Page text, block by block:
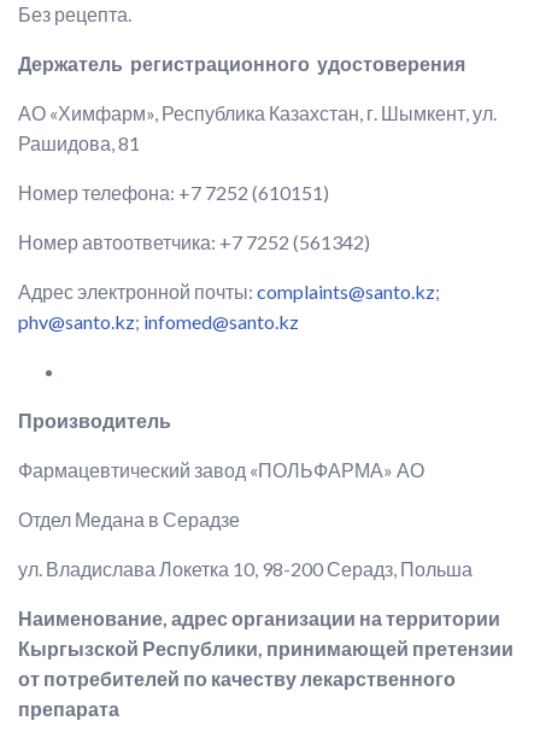
Без рецепта.
Держатель регистрационного удостоверения
АО «Химфарм», Республика Казахстан, г. Шымкент, ул.
Рашидова, 81
Номер телефона: +7 7252 (610151)
Номер автоответчика: +7 7252 (561342)
Адрес электронной почты: complaints@santo.kz;
phv@santo.kz; infomed@santo.kz
Производитель
Фармацевтический завод «ПОЛЬФАРМА» АО
Отдел Медана в Серадзе
ул. Владислава Локетка 10, 98-200 Серадз, Польша
Наименование, адрес организации на территории
Кыргызской Республики, принимающей претензии
от потребителей по качеству лекарственного
препарата